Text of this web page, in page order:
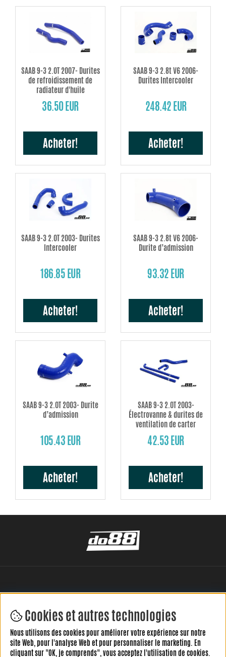
SAAB 9-3 2.0T 2007- Durites
de refroidissement de
radiateur d'huile
36.50 EUR
Acheter!
SAAB 9-3 2.8t V6 2006-
Durites Intercooler
248.42 EUR
Acheter!
SAAB 9-3 2.0T 2003- Durites
Intercooler
186.85 EUR
Acheter!
SAAB 9-3 2.8t V6 2006-
Durite d’admission
93.32 EUR
Acheter!
SAAB 9-3 2.0T 2003- Durite
d’admission
105.43 EUR
Acheter!
SAAB 9-3 2.0T 2003-
Électrovanne & durites de
ventilation de carter
moteur
42.53 EUR
Acheter!
LAISSEZ VOTRE AVIS ICI
Cookies et autres technologies
Nous utilisons des cookies pour améliorer votre expérience sur notre
site Web, pour l'analyse Web et pour personnaliser le marketing. En
cliquant sur "OK, je comprends", vous acceptez l'utilisation de cookies.